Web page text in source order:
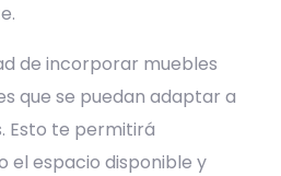
de incorporar muebles
que se puedan adaptar a
Esto te permitirá
el espacio disponible y